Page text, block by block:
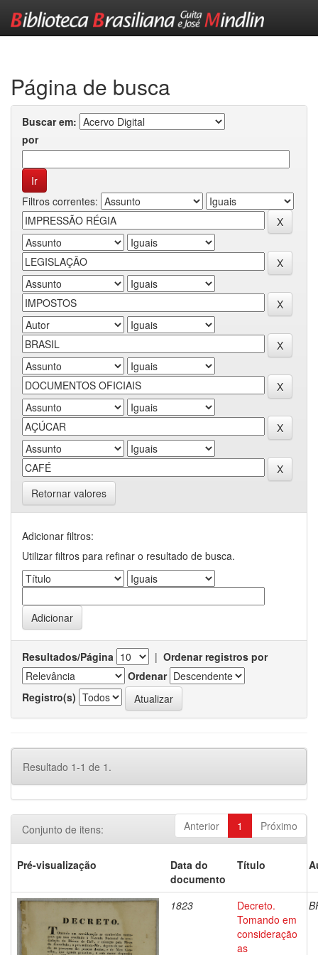
Página de busca
Buscar em:
por
Filtros correntes:
Retornar valores
Adicionar filtros:
Utilizar filtros para refinar o resultado de busca.
Resultados/Página | Ordenar registros por
Ordenar
Registro(s)
Resultado 1-1 de 1.
Anterior 1 Próximo
Conjunto de itens:
Pré-visualização
Data do
documento
Título
1823
Decreto.
Tomando em
consideração
as